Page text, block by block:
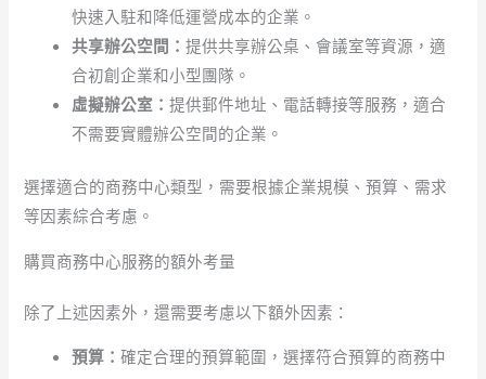
快速入駐和降低運營成本的企業。
共享辦公空間：提供共享辦公桌、會議室等資源，適
合初創企業和小型團隊。
虛擬辦公室：提供郵件地址、電話轉接等服務，適合
不需要實體辦公空間的企業。
選擇適合的商務中心類型，需要根據企業規模、預算、需求
等因素綜合考慮。
購買商務中心服務的額外考量
除了上述因素外，還需要考慮以下額外因素：
預算：確定合理的預算範圍，選擇符合預算的商務中